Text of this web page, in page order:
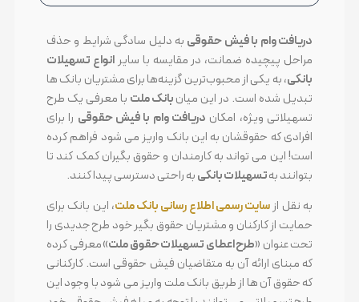
دریافت وام با فیش حقوقی به دلیل سادگی شرایط و حذف
مراحل پیچیده ضمانت، در مقایسه با سایرانواع تسهیلات
بانکی، به یکی از محبوب‌ترین گزینه‌ها برای مشتریان بانک ها
تبدیل شده است. در این میانبانک ملت با معرفی یک طرح
تسهیلاتی ویژه، امکان دریافت وام با فیش حقوقی را برای
افرادی که حقوقشان به این بانک واریز می شود فراهم کرده
است! این می تواند به کارمندان و حقوق بگیران کمک کند تا
بتوانند بهتسهیلات بانکیبه راحتی دسترسی پیدا کنند.
به نقل از سایت رسمی اطلاع رسانی بانک ملت، این بانک برای
حمایت از کارکنان و مشتریان حقوق بگیر خود طرح جدیدی را
تحت عنوان «طرح اعطای تسهیلات حقوق ملت»معرفی کرده
که مبنای ارائه آن به متقاضیان فیش حقوقی است. کارکنانی
که حقوق آن ها از طریق بانک ملت واریز می شود با وجود این